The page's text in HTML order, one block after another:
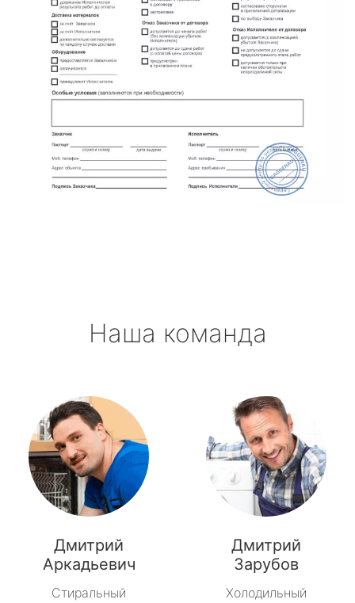
Наша команда
Дмитрий
Аркадьевич
Стиральный
Дмитрий
Зарубов
Холодильный